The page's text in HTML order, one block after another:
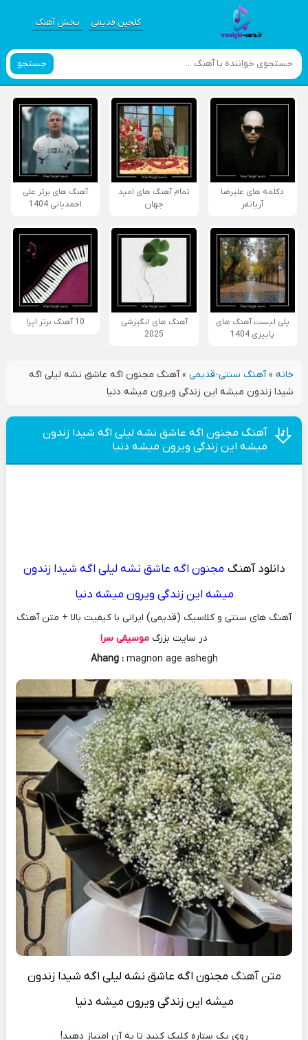
گلچین قدیمی پخش آهنگ
جستجو
دکلمه های علیرضا
آریانفر
تمام آهنگ های امید
جهان
آهنگ های برتر علی
احمدیانی 1404
پلی لیست آهنگ های
پاییزی 1404
آهنگ های انگیزشی
2025
10 آهنگ برتر اپرا
خانه»آهنگ سنتی-قدیمی»آهنگ مجنون اگه عاشق نشه لیلی اگه
شیدا زندون میشه این زندگی ویرون میشه دنیا
آهنگ مجنون اگه عاشق نشه لیلی اگه شیدا زندون
میشه این زندگی ویرون میشه دنیا
دانلود آهنگ مجنون اگه عاشق نشه لیلی اگه شیدا زندون
میشه این زندگی ویرون میشه دنیا
آهنگ های سنتی و کلاسیک (قدیمی) ایرانی با کیفیت بالا + متن آهنگ
در سایت بزرگ موسیقی سرا
Ahang :magnon age ashegh
متن آهنگ مجنون اگه عاشق نشه لیلی اگه شیدا زندون
میشه این زندگی ویرون میشه دنیا
روی یک ستاره کلیک کنید تا به آن امتیاز دهید!